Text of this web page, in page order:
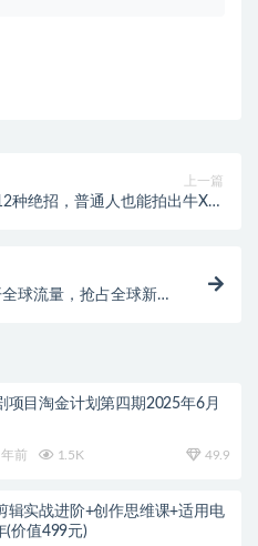
上一篇
种绝招，普通人也能拍出牛X短
球流量，抢占全球新流
项目淘金计划第四期2025年6月
年前 1.5K 49.9
辑实战进阶+创作思维课+适用电
(价值499元)